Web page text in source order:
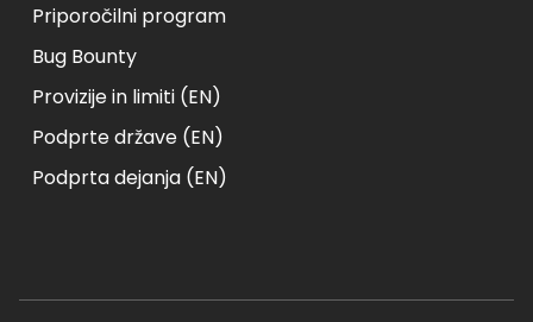
Priporočilni program
Bug Bounty
Provizije in limiti (EN)
Podprte države (EN)
Podprta dejanja (EN)